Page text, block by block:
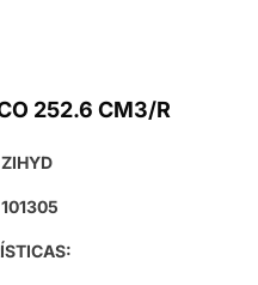
252.6 CM3/R